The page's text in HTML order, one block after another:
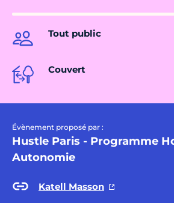
Tout public
Couvert
Évènement proposé par :
Hustle Paris - Programme
Autonomie
Katell Masson